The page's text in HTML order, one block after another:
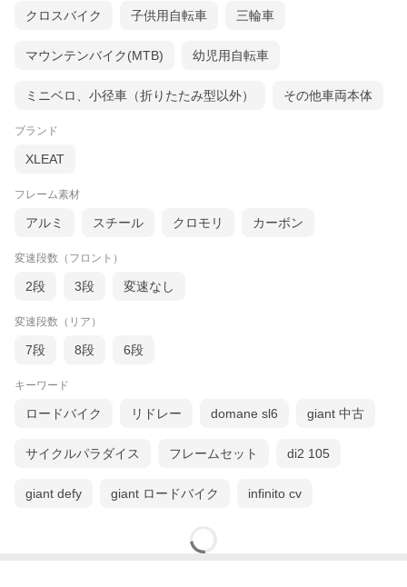
※改良などにより、予告なくデザイン・仕様変更がある可能性が
も送料無料！コスパ最高！
通勤、通学、サイクリング、初めてのロードバイクはこれ1台で満
足できる?
700×28Cタイヤなどなど…
充実の装備を実現しました
◎14段ギア（シマノ製）
束します。
◎シフト（シマノ製）
ハンドルの中央にシフトレバーを配置。シフトチェンジの際に
手を放す必要はありません。
大きめのサドルを採用。
グをサポートします。
スポーツ系の中では最も大きな700×28Cのタイヤを採用。安定
した走りをお楽しみいただけます。
ロード定番のキャリパーブレーキを前後に採用。
クイック式なのでブレーキシューの間隔を調整可能。抜群のメ
<font color="red" >※実際の商品に泥除けは付属しておりません。
クロスバイク 子供用自転車 三輪車
マウンテンバイク(MTB) 幼児用自転車
ミニベロ、小径車（折りたたみ型以外） その他車両本体
ブランド
XLEAT
フレーム素材
アルミ スチール クロモリ カーボン
変速段数（フロント）
2段 3段 変速なし
変速段数（リア）
7段 8段 6段
キーワード
ロードバイク リドレー domane sl6 giant 中古
サイクルパラダイス フレームセット di2 105
giant defy giant ロードバイク infinito cv